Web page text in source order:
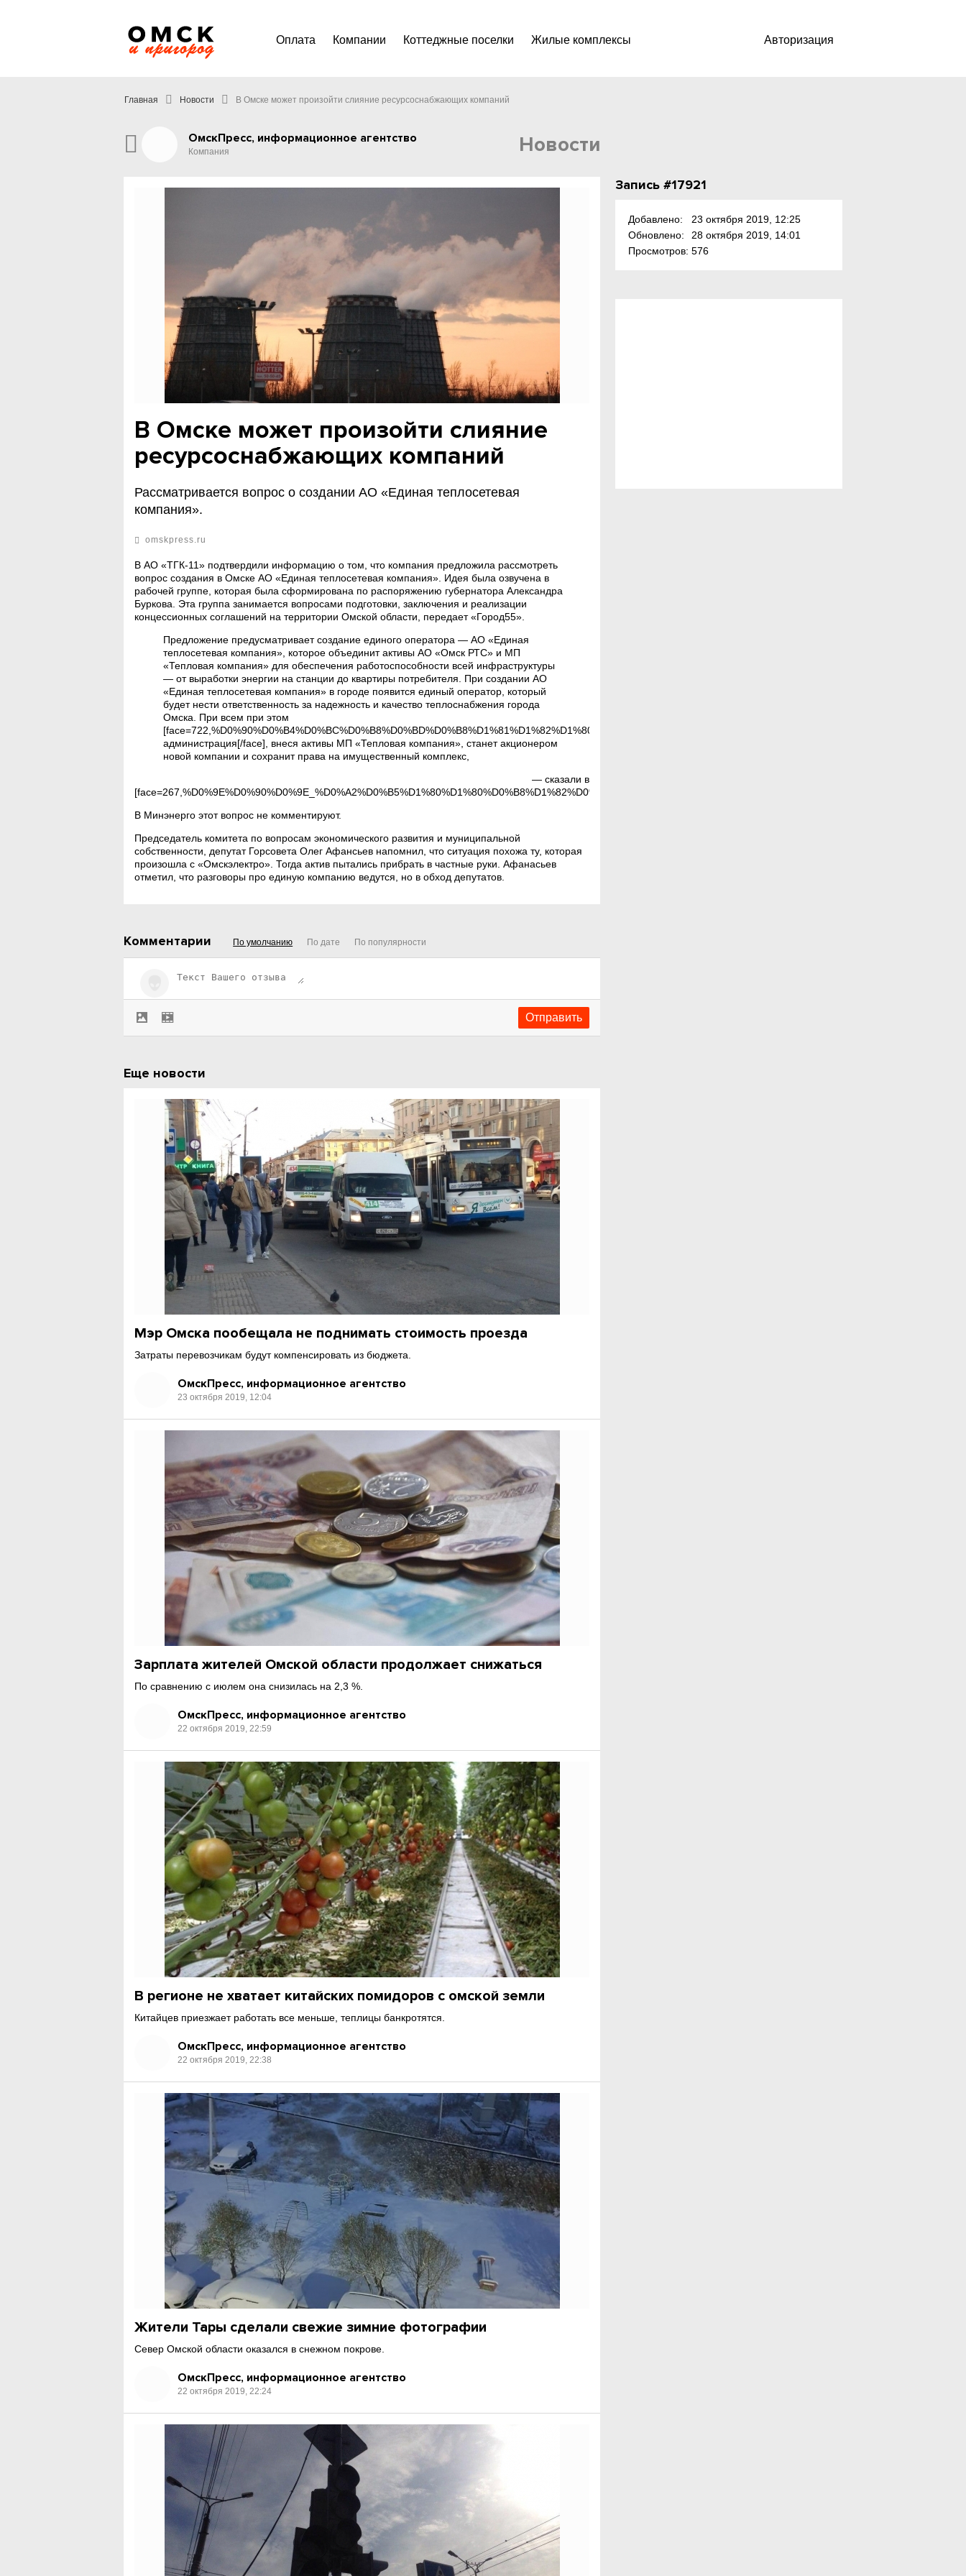
Оплата Компании Коттеджные поселки Жилые комплексы Авторизация
Главная Новости В Омске может произойти слияние ресурсоснабжающих компаний
ОмскПресс, информационное агентство
Компания Новости
В Омске может произойти слияние
ресурсоснабжающих компаний
Рассматривается вопрос о создании АО «Единая теплосетевая
компания».
omskpress.ru
В АО «ТГК-11» подтвердили информацию о том, что компания предложила рассмотреть
вопрос создания в Омске АО «Единая теплосетевая компания». Идея была озвучена в
рабочей группе, которая была сформирована по распоряжению губернатора Александра
Буркова. Эта группа занимается вопросами подготовки, заключения и реализации
концессионных соглашений на территории Омской области, передает «Город55».
Предложение предусматривает создание единого оператора — АО «Единая
теплосетевая компания», которое объединит активы АО «Омск РТС» и МП
«Тепловая компания» для обеспечения работоспособности всей инфраструктуры
— от выработки энергии на станции до квартиры потребителя. При создании АО
«Единая теплосетевая компания» в городе появится единый оператор, который
будет нести ответственность за надежность и качество теплоснабжения города
Омска. При всем при этом
администрация[/face], внеся активы МП «Тепловая компания», станет акционером
новой компании и сохранит права на имущественный комплекс,
— сказали в
В Минэнерго этот вопрос не комментируют.
Председатель комитета по вопросам экономического развития и муниципальной
собственности, депутат Горсовета Олег Афансьев напомнил, что ситуация похожа ту, которая
произошла с «Омскэлектро». Тогда актив пытались прибрать в частные руки. Афанасьев
отметил, что разговоры про единую компанию ведутся, но в обход депутатов.
Комментарии По умолчанию По дате По популярности
Еще новости
Мэр Омска пообещала не поднимать стоимость проезда
Затраты перевозчикам будут компенсировать из бюджета.
ОмскПресс, информационное агентство
23 октября 2019, 12:04
Зарплата жителей Омской области продолжает снижаться
По сравнению с июлем она снизилась на 2,3 %.
ОмскПресс, информационное агентство
22 октября 2019, 22:59
В регионе не хватает китайских помидоров с омской земли
Китайцев приезжает работать все меньше, теплицы банкротятся.
ОмскПресс, информационное агентство
22 октября 2019, 22:38
Жители Тары сделали свежие зимние фотографии
Север Омской области оказался в снежном покрове.
ОмскПресс, информационное агентство
22 октября 2019, 22:24
Запись #17921
Добавлено:
23 октября 2019, 12:25
Обновлено:
28 октября 2019, 14:01
Просмотров: 576